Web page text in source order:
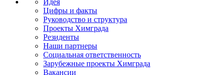
Цифры и факты
Руководство и структура
Проекты Химграда
Резиденты
Наши партнеры
Социальная ответственность
Зарубежные проекты Химграда
Вакансии